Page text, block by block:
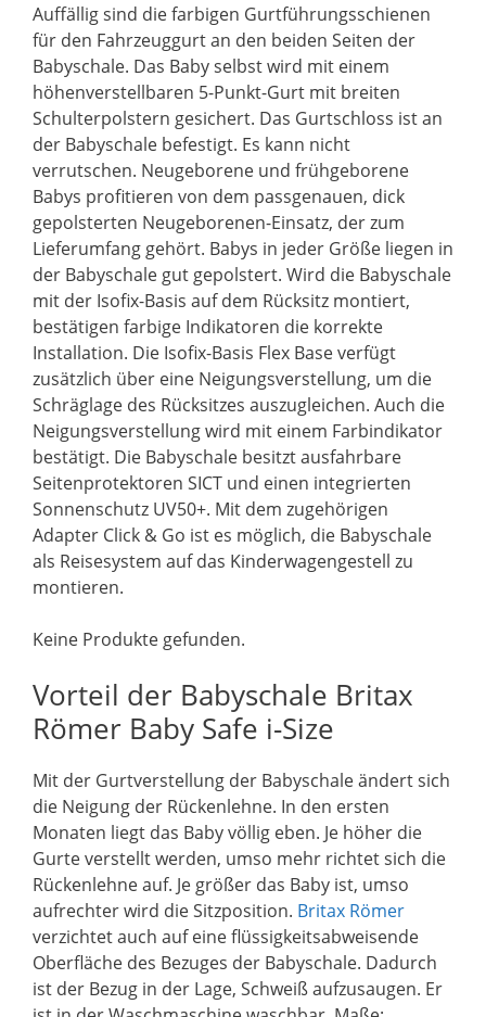
Auffällig sind die farbigen Gurtführungsschienen
für den Fahrzeuggurt an den beiden Seiten der
Babyschale. Das Baby selbst wird mit einem
höhenverstellbaren 5-Punkt-Gurt mit breiten
Schulterpolstern gesichert. Das Gurtschloss ist an
der Babyschale befestigt. Es kann nicht
verrutschen. Neugeborene und frühgeborene
Babys profitieren von dem passgenauen, dick
gepolsterten Neugeborenen-Einsatz, der zum
Lieferumfang gehört. Babys in jeder Größe liegen in
der Babyschale gut gepolstert. Wird die Babyschale
mit der Isofix-Basis auf dem Rücksitz montiert,
bestätigen farbige Indikatoren die korrekte
Installation. Die Isofix-Basis Flex Base verfügt
zusätzlich über eine Neigungsverstellung, um die
Schräglage des Rücksitzes auszugleichen. Auch die
Neigungsverstellung wird mit einem Farbindikator
bestätigt. Die Babyschale besitzt ausfahrbare
Seitenprotektoren SICT und einen integrierten
Sonnenschutz UV50+. Mit dem zugehörigen
Adapter Click & Go ist es möglich, die Babyschale
als Reisesystem auf das Kinderwagengestell zu
montieren.
Keine Produkte gefunden.
Vorteil der Babyschale Britax
Römer Baby Safe i-Size
Mit der Gurtverstellung der Babyschale ändert sich
die Neigung der Rückenlehne. In den ersten
Monaten liegt das Baby völlig eben. Je höher die
Gurte verstellt werden, umso mehr richtet sich die
Rückenlehne auf. Je größer das Baby ist, umso
aufrechter wird die Sitzposition. Britax Römer
verzichtet auch auf eine flüssigkeitsabweisende
Oberfläche des Bezuges der Babyschale. Dadurch
ist der Bezug in der Lage, Schweiß aufzusaugen. Er